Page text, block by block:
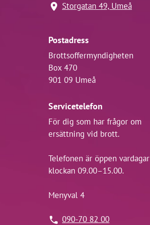
Storgatan 49, Umeå
Postadress
Brottsoffermyndigheten
Box 470
901 09 Umeå
Servicetelefon
För dig som har frågor om
ersättning vid brott.
Telefonen är öppen vardagar
klockan 09.00–15.00.
Menyval 4
090-70 82 00